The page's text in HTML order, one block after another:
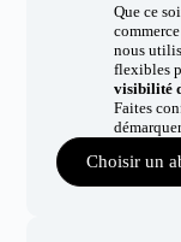
Que ce
nous
flexibles
visibilité
Faites
Choisir un